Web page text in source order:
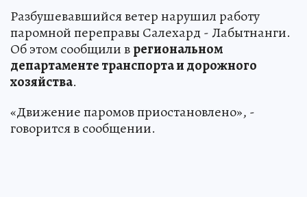
Разбушевавшийся ветер нарушил работу
паромной переправы Салехард - Лабытнанги.
Об этом сообщили врегиональном
департаменте транспорта и дорожного
хозяйства.
«Движение паромов приостановлено», -
говорится в сообщении.